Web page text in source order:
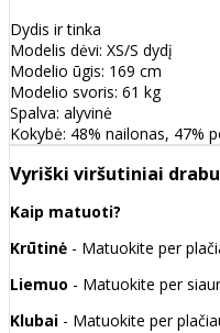
Dydis ir tinka
Modelis dėvi: XS/S dydį
Modelio ūgis: 169 cm
Modelio svoris: 61 kg
Spalva: alyvinė
Kokybė: 48% nailonas, 47%
Vyriški viršutiniai
Kaip matuoti?
Krūtinė - Matuokite per
Liemuo - Matuokite per
Klubai - Matuokite per